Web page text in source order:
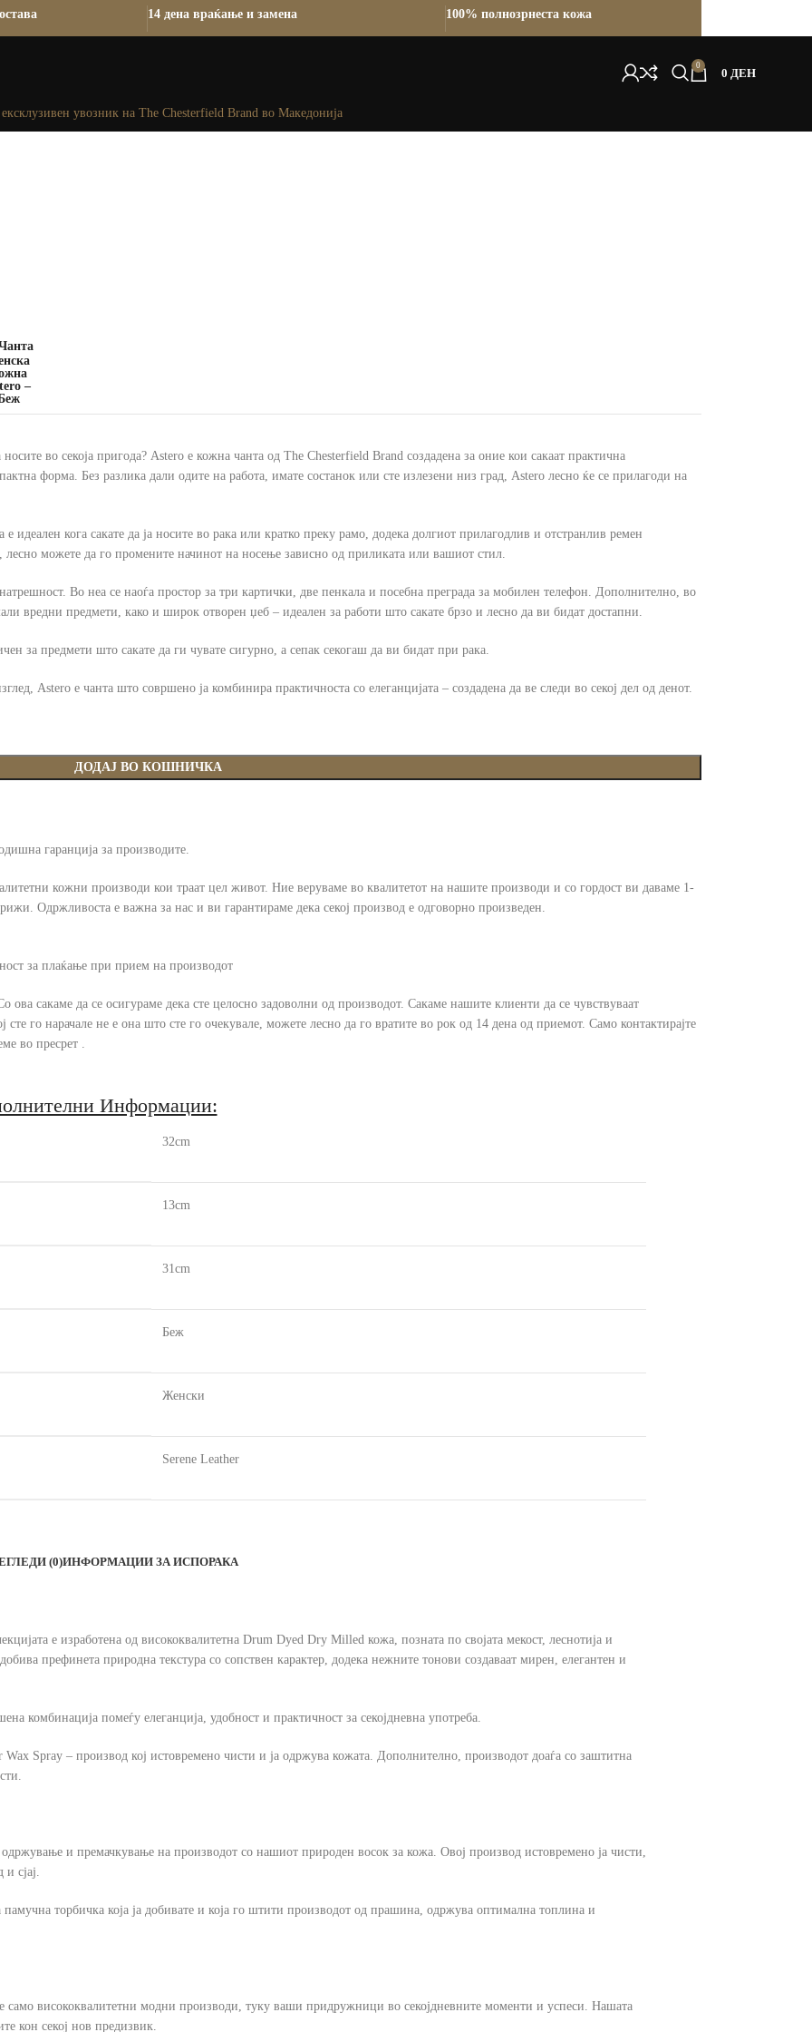
0
0 ДЕН
ексклузивен увозник на The Chesterfield Brand во Македонија
во секоја пригода? Astero е кожна чанта од The Chesterfield Brand создадена за оние кои сакаат практична
форма. Без разлика дали одите на работа, имате состанок или сте излезени низ град, Astero лесно ќе се прилагоди на
идеален кога сакате да ја носите во рака или кратко преку рамо, додека долгиот прилагодлив и отстранлив ремен
можете да го промените начинот на носење зависно од приликата или вашиот стил.
Во неа се наоѓа простор за три картички, две пенкала и посебна преграда за мобилен телефон. Дополнително, во
вредни предмети, како и широк отворен џеб – идеален за работи што сакате брзо и лесно да ви бидат достапни.
за предмети што сакате да ги чувате сигурно, а сепак секогаш да ви бидат при рака.
Astero е чанта што совршено ја комбинира практичноста со елеганцијата – создадена да ве следи во секој дел од денот.
ДОДАЈ ВО КОШНИЧКА
гаранција за производите.
кожни производи кои траат цел живот. Ние веруваме во квалитетот на нашите производи и со гордост ви даваме 1-
Одржливоста е важна за нас и ви гарантираме дека секој производ е одговорно произведен.
за плаќање при прием на производот
сакаме да се осигураме дека сте целосно задоволни од производот. Сакаме нашите клиенти да се чувствуваат
го нарачале не е она што сте го очекувале, можете лесно да го вратите во рок од 14 дена од приемот. Само контактирајте
во пресрет .
Информации:
32cm
13cm
31cm
Беж
Женски
Serene Leather
(0)ИНФОРМАЦИИ ЗА ИСПОРАКА
е изработена од висококвалитетна Drum Dyed Dry Milled кожа, позната по својата мекост, леснотија и
префинета природна текстура со сопствен карактер, додека нежните тонови создаваат мирен, елегантен и
комбинација помеѓу елеганција, удобност и практичност за секојдневна употреба.
Spray – производ кој истовремено чисти и ја одржува кожата. Дополнително, производот доаѓа со заштитна
одржување и премачкување на производот со нашиот природен восок за кожа. Овој производ истовремено ја чисти,
сјај.
торбичка која ја добивате и која го штити производот од прашина, одржува оптимална топлина и
само висококвалитетни модни производи, туку ваши придружници во секојдневните моменти и успеси. Нашата
кон секој нов предизвик.
14 дена враќање и замена 100% полнозрнеста кожа